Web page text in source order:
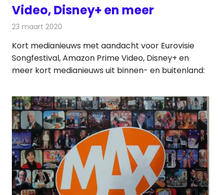
Video, Disney+ en meer
23 maart 2020
Kort medianieuws met aandacht voor Eurovisie
Songfestival, Amazon Prime Video, Disney+ en
meer kort medianieuws uit binnen- en buitenland: